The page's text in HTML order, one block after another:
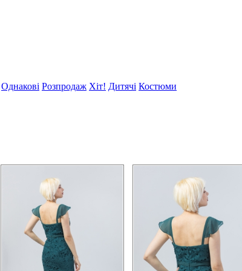
Однакові Розпродаж Хіт! Дитячі Костюми